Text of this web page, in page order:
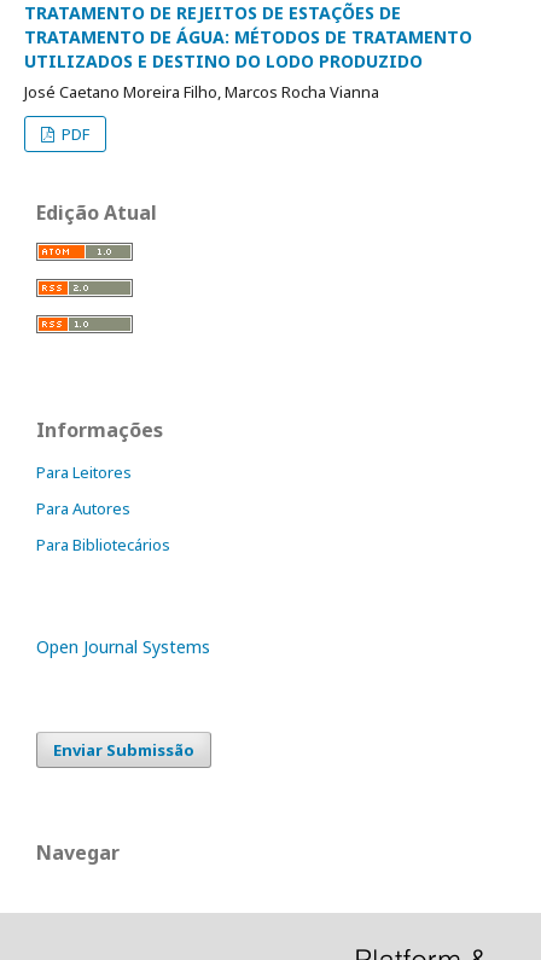
TRATAMENTO DE REJEITOS DE ESTAÇÕES DE
TRATAMENTO DE ÁGUA: MÉTODOS DE TRATAMENTO
UTILIZADOS E DESTINO DO LODO PRODUZIDO
José Caetano Moreira Filho, Marcos Rocha Vianna
PDF
Edição Atual
Informações
Para Leitores
Para Autores
Para Bibliotecários
Open Journal Systems
Enviar Submissão
Navegar